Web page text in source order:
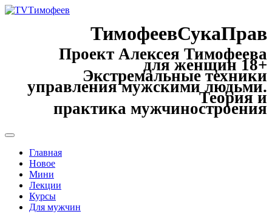
ТимофеевСукаПрав
Проект Алексея Тимофеева
для женщин 18+
Экстремальные техники
управления мужскими людьми.
Теория и
практика мужчиностроения
Главная
Новое
Мини
Лекции
Курсы
Для мужчин